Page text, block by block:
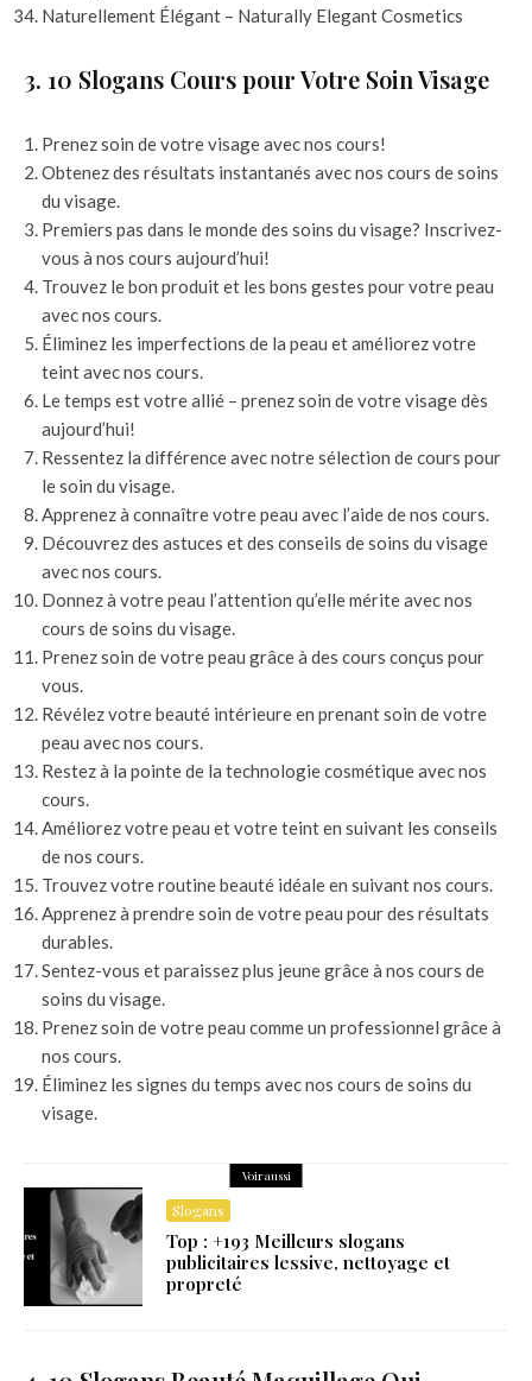
Naturellement Élégant – Naturally Elegant Cosmetics
3. 10 Slogans Cours pour Votre Soin Visage
Prenez soin de votre visage avec nos cours!
Obtenez des résultats instantanés avec nos cours de soins
du visage.
Premiers pas dans le monde des soins du visage? Inscrivez-
vous à nos cours aujourd’hui!
Trouvez le bon produit et les bons gestes pour votre peau
avec nos cours.
Éliminez les imperfections de la peau et améliorez votre
teint avec nos cours.
Le temps est votre allié – prenez soin de votre visage dès
aujourd’hui!
Ressentez la différence avec notre sélection de cours pour
le soin du visage.
Apprenez à connaître votre peau avec l’aide de nos cours.
Découvrez des astuces et des conseils de soins du visage
avec nos cours.
Donnez à votre peau l’attention qu’elle mérite avec nos
cours de soins du visage.
Prenez soin de votre peau grâce à des cours conçus pour
vous.
Révélez votre beauté intérieure en prenant soin de votre
peau avec nos cours.
Restez à la pointe de la technologie cosmétique avec nos
cours.
Améliorez votre peau et votre teint en suivant les conseils
de nos cours.
Trouvez votre routine beauté idéale en suivant nos cours.
Apprenez à prendre soin de votre peau pour des résultats
durables.
Sentez-vous et paraissez plus jeune grâce à nos cours de
soins du visage.
Prenez soin de votre peau comme un professionnel grâce à
nos cours.
Éliminez les signes du temps avec nos cours de soins du
visage.
Voir aussi
Slogans
Top : +193 Meilleurs slogans
publicitaires lessive, nettoyage et
propreté